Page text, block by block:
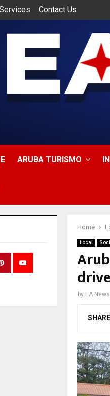
Contact Us
ARUBA TURISMO
Home
Local
by EA
SHARE